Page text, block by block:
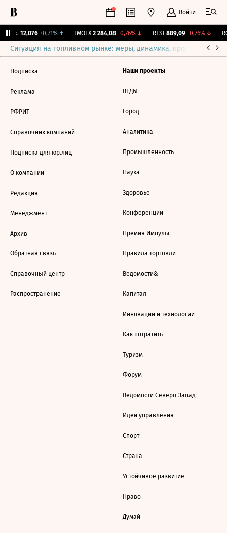
Войти
12,076 +0,71%↑ IMOEX 2 284,08 -0,76%↓ RTSI 889,09 -0,76%↓
Ситуация на топливном рынке: меры, динамика, прогнозы
Подписка
Реклама
РФРИТ
Справочник компаний
Подписка для юр.лиц
О компании
Редакция
Менеджмент
Архив
Обратная связь
Справочный центр
Распространение
Наши проекты
ВЕДЫ
Город
Аналитика
Промышленность
Наука
Здоровье
Конференции
Премия Импульс
Правила торговли
Ведомости&
Капитал
Инновации и технологии
Как потратить
Туризм
Форум
Ведомости Северо-Запад
Идеи управления
Спорт
Страна
Устойчивое развитие
Право
Думай